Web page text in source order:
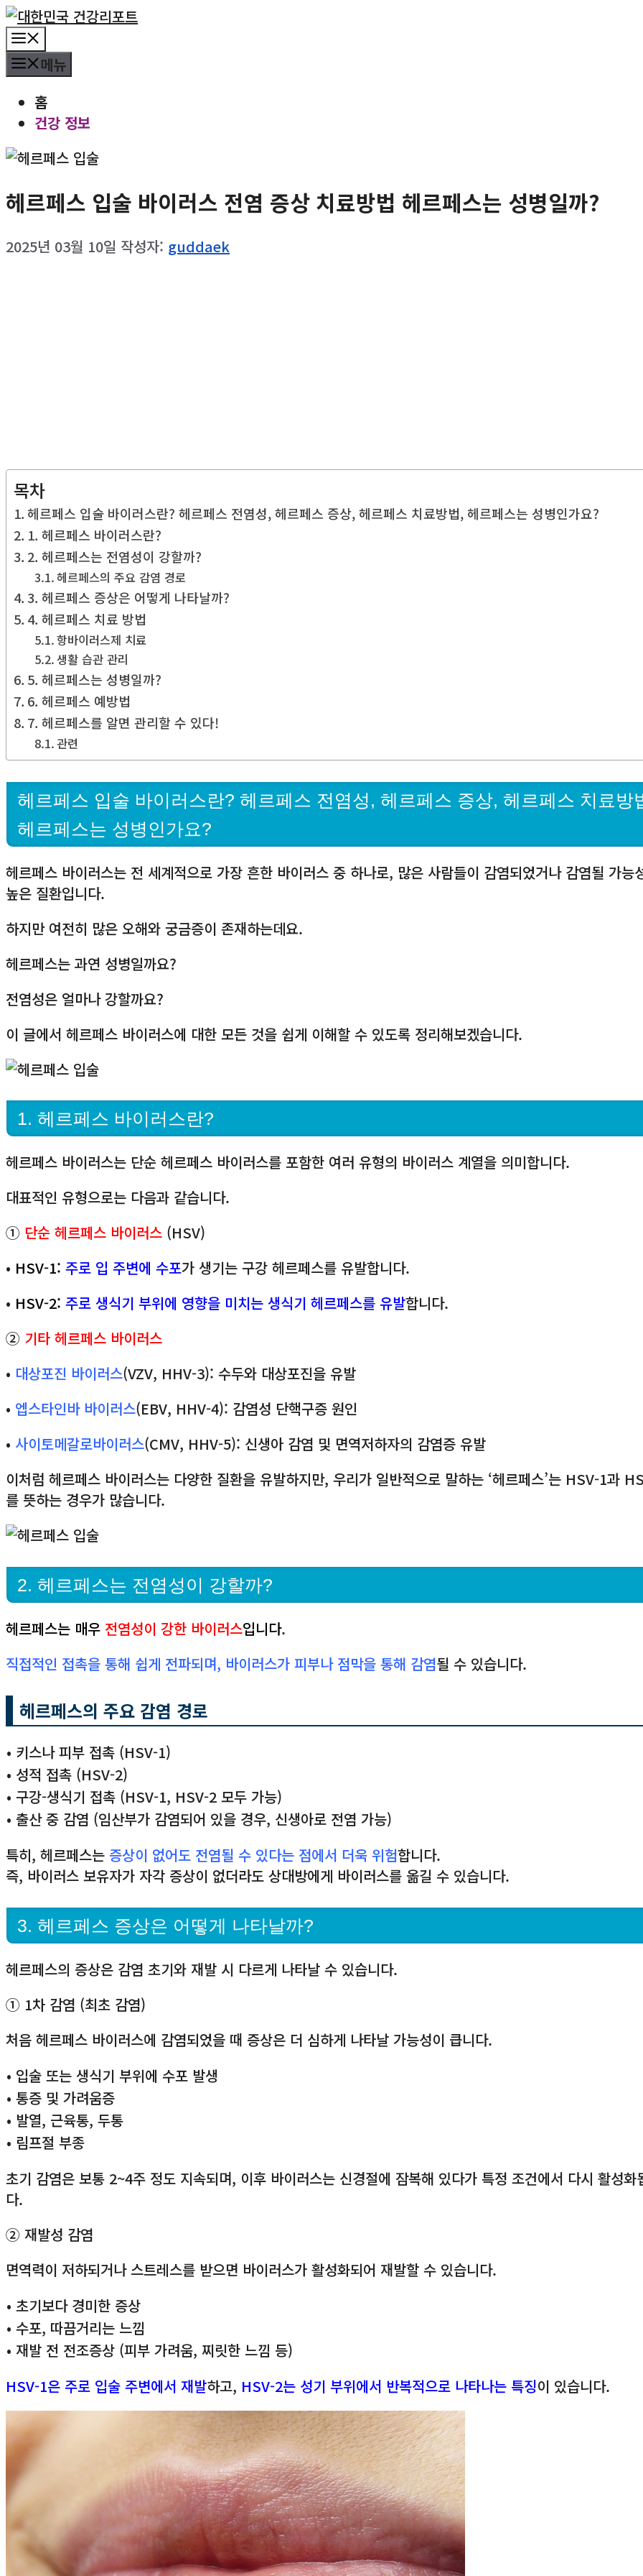
컨
텐
츠
로
기
뉴
메뉴
홈
건강 정보
헤르페스 입술 바이러스 전염 증상 치료방법 헤르페스는 성병일까?
2025년 03월 10일 작성자: guddaek
목차
헤르페스 입술 바이러스란? 헤르페스 전염성, 헤르페스 증상, 헤르페스 치료방법, 헤르페스는 성병인가요?
1. 헤르페스 바이러스란?
2. 헤르페스는 전염성이 강할까?
헤르페스의 주요 감염 경로
3. 헤르페스 증상은 어떻게 나타날까?
4. 헤르페스 치료 방법
항바이러스제 치료
생활 습관 관리
5. 헤르페스는 성병일까?
6. 헤르페스 예방법
7. 헤르페스를 알면 관리할 수 있다!
관련
헤르페스 입술 바이러스란? 헤르페스 전염성, 헤르페스 증상, 헤르페스 치료방
헤르페스는 성병인가요?
헤르페스 바이러스는 전 세계적으로 가장 흔한 바이러스 중 하나로, 많은 사람들이 감염되었거나 감염될 가능
높은 질환입니다.
하지만 여전히 많은 오해와 궁금증이 존재하는데요.
헤르페스는 과연 성병일까요?
전염성은 얼마나 강할까요?
이 글에서 헤르페스 바이러스에 대한 모든 것을 쉽게 이해할 수 있도록 정리해보겠습니다.
1. 헤르페스 바이러스란?
헤르페스 바이러스는 단순 헤르페스 바이러스를 포함한 여러 유형의 바이러스 계열을 의미합니다.
대표적인 유형으로는 다음과 같습니다.
① 단순 헤르페스 바이러스 (HSV)
• HSV-1: 주로 입 주변에 수포가 생기는 구강 헤르페스를 유발합니다.
• HSV-2: 주로 생식기 부위에 영향을 미치는 생식기 헤르페스를 유발합니다.
② 기타 헤르페스 바이러스
• 대상포진 바이러스(VZV, HHV-3): 수두와 대상포진을 유발
• 엡스타인바 바이러스(EBV, HHV-4): 감염성 단핵구증 원인
• 사이토메갈로바이러스(CMV, HHV-5): 신생아 감염 및 면역저하자의 감염증 유발
이처럼 헤르페스 바이러스는 다양한 질환을 유발하지만, 우리가 일반적으로 말하는 ‘헤르페스’는 HSV-1과
를 뜻하는 경우가 많습니다.
2. 헤르페스는 전염성이 강할까?
헤르페스는 매우 전염성이 강한 바이러스입니다.
직접적인 접촉을 통해 쉽게 전파되며, 바이러스가 피부나 점막을 통해 감염될 수 있습니다.
헤르페스의 주요 감염 경로
• 키스나 피부 접촉 (HSV-1)
• 성적 접촉 (HSV-2)
• 구강-생식기 접촉 (HSV-1, HSV-2 모두 가능)
• 출산 중 감염 (임산부가 감염되어 있을 경우, 신생아로 전염 가능)
특히, 헤르페스는 증상이 없어도 전염될 수 있다는 점에서 더욱 위험합니다.
즉, 바이러스 보유자가 자각 증상이 없더라도 상대방에게 바이러스를 옮길 수 있습니다.
3. 헤르페스 증상은 어떻게 나타날까?
헤르페스의 증상은 감염 초기와 재발 시 다르게 나타날 수 있습니다.
① 1차 감염 (최초 감염)
처음 헤르페스 바이러스에 감염되었을 때 증상은 더 심하게 나타날 가능성이 큽니다.
• 입술 또는 생식기 부위에 수포 발생
• 통증 및 가려움증
• 발열, 근육통, 두통
• 림프절 부종
초기 감염은 보통 2~4주 정도 지속되며, 이후 바이러스는 신경절에 잠복해 있다가 특정 조건에서 다시 활성화
다.
② 재발성 감염
면역력이 저하되거나 스트레스를 받으면 바이러스가 활성화되어 재발할 수 있습니다.
• 초기보다 경미한 증상
• 수포, 따끔거리는 느낌
• 재발 전 전조증상 (피부 가려움, 찌릿한 느낌 등)
HSV-1은 주로 입술 주변에서 재발하고, HSV-2는 성기 부위에서 반복적으로 나타나는 특징이 있습니다.